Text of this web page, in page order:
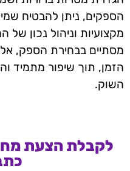
הספקים, ניתן להבטיח
מקצועיות וניהול נכון של
מסתיים בבחירת הספק,
הזמן, תוך שיפור מתמיד
השוק.
לקבלת הצעת